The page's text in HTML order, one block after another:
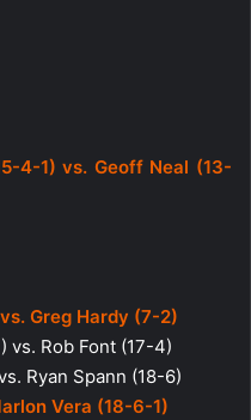
4-1) vs. Geoff Neal (13-
Greg Hardy (7-2)
vs. Rob Font (17-4)
Ryan Spann (18-6)
Vera (18-6-1)